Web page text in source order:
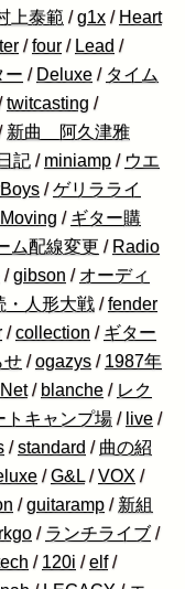
上泰範 /g1x / Heart
/four / Lead /
ー / Deluxe / タイム
twitcasting /
新曲 阿久津雅
記 / miniamp / ウエ
/ゲリラライ
Moving / ギター購
ム配線変更 / Radio
/gibson / オーディ
・人形大戦 /fender
/collection / ギター
せ /ogazys / 1987年
Net / blanche / レク
トキャンプ場 / live /
/standard / 曲の紹
/G&L /VOX /
/guitaramp / 新組
/ ランチライブ /
/ 120i /elf /